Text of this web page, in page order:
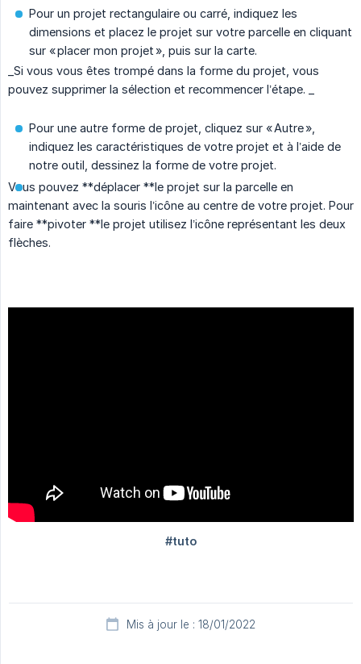
Pour un projet rectangulaire ou carré, indiquez les
dimensions et placez le projet sur votre parcelle en cliquant
sur « placer mon projet », puis sur la carte.
_Si vous vous êtes trompé dans la forme du projet, vous
pouvez supprimer la sélection et recommencer l’étape. _
Pour une autre forme de projet, cliquez sur « Autre »,
indiquez les caractéristiques de votre projet et à l’aide de
notre outil, dessinez la forme de votre projet.
Vous pouvez **déplacer **le projet sur la parcelle en
maintenant avec la souris l’icône au centre de votre projet. Pour
faire **pivoter **le projet utilisez l’icône représentant les deux
flèches.
Mis à jour le : 18/01/2022